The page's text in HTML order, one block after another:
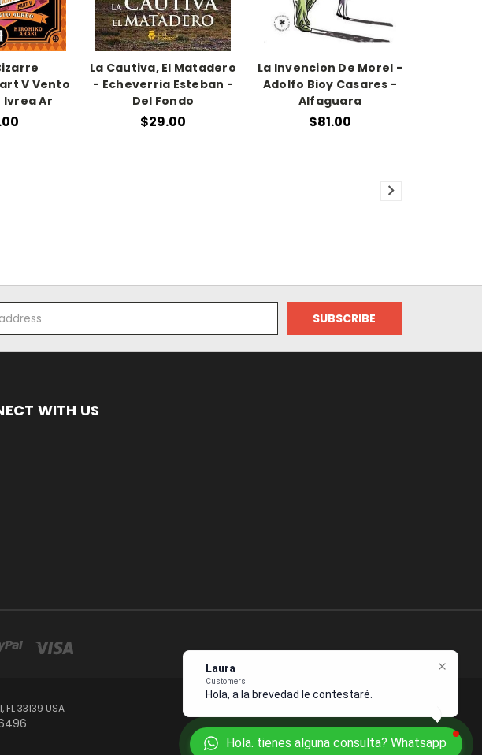
V Vento
Ivrea Ar
La Cautiva, El Matadero
- Echeverria Esteban -
Del Fondo
$29.00
La Invencion De Morel -
Adolfo Bioy Casares -
Alfaguara
$81.00
WITH US
FL 33139 USA